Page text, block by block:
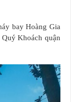
bay Hoàng Gia
Khoách quận